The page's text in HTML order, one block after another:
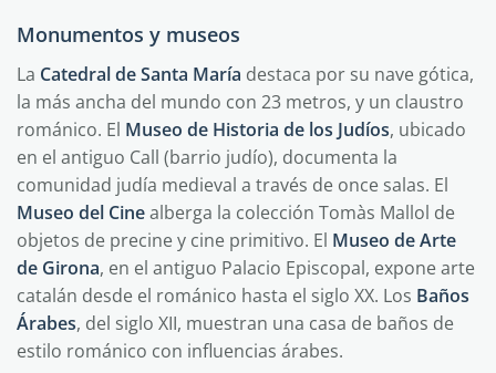
Monumentos y museos
La Catedral de Santa María destaca por su nave gótica,
la más ancha del mundo con 23 metros, y un claustro
románico. El Museo de Historia de los Judíos, ubicado
en el antiguo Call (barrio judío), documenta la
comunidad judía medieval a través de once salas. El
Museo del Cinealberga la colección Tomàs Mallol de
objetos de precine y cine primitivo. El Museo de Arte
de Girona, en el antiguo Palacio Episcopal, expone arte
catalán desde el románico hasta el siglo XX. Los Baños
Árabes, del siglo XII, muestran una casa de baños de
estilo románico con influencias árabes.